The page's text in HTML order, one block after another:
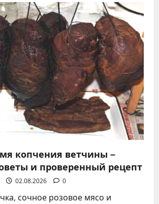
яйцо
без
риска:
правила
употребления
и
рецепты
копчения ветчины –
и проверенный рецепт
02.08.2026 0
сочное розовое мясо и